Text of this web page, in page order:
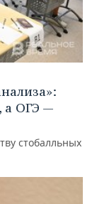
а ОГЭ —
стобалльных